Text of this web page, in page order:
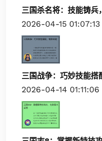
三国杀名将：技能铸兵
2026-04-15 01:07:13
三国战争：巧妙技能搭
2026-04-14 01:11:06